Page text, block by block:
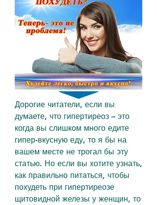
Дорогие читатели, если вы
думаете, что гипертиреоз – это
когда вы слишком много едите
гипер-вкусную еду, то я бы на
вашем месте не трогал бы эту
статью. Но если вы хотите узнать,
как правильно питаться, чтобы
похудеть при гипертиреозе
щитовидной железы у женщин, то